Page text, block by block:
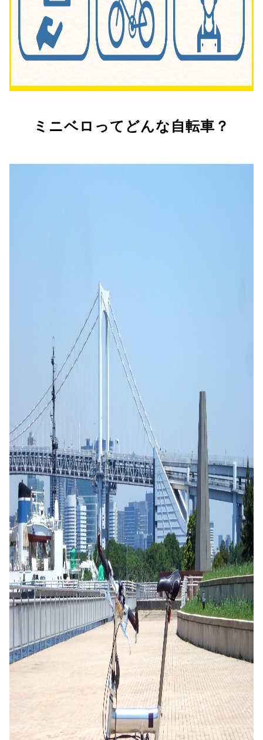
ミニベロってどんな自転車？